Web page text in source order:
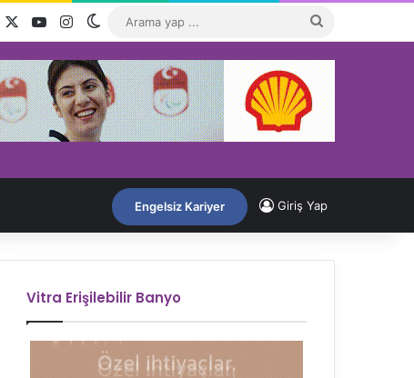
Facebook YouTubeInstagramDış görünümü değiştir
...
Engelsiz Kariyer Giriş Yap
Vitra Erişilebilir Banyo